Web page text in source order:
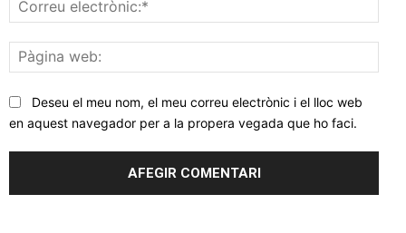
web:
Deseu el meu nom, el meu correu electrònic i el lloc web
en aquest navegador per a la propera vegada que ho faci.